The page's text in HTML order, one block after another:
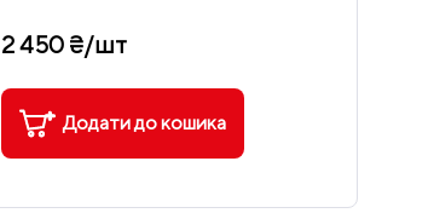
2 450 ₴/шт
Додати до кошика